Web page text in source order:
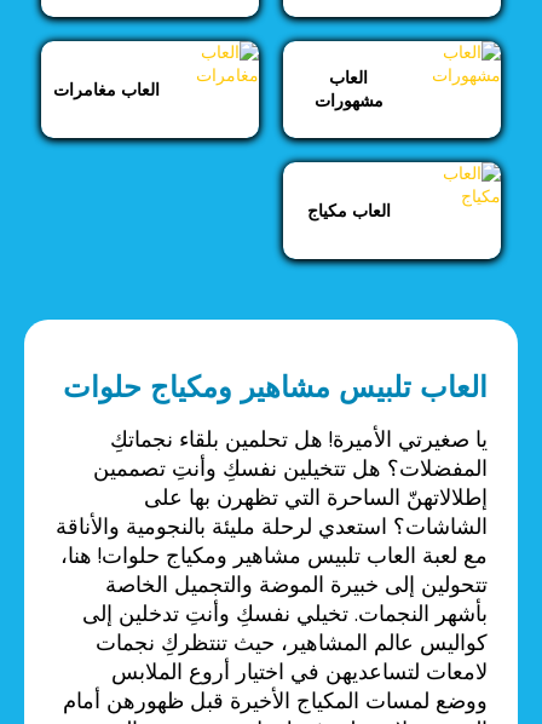
العاب
مشهورات
العاب مغامرات
العاب مكياج
العاب تلبيس مشاهير ومكياج حلوات
يا صغيرتي الأميرة! هل تحلمين بلقاء نجماتكِ
المفضلات؟ هل تتخيلين نفسكِ وأنتِ تصممين
إطلالاتهنّ الساحرة التي تظهرن بها على
الشاشات؟ استعدي لرحلة مليئة بالنجومية والأناقة
مع لعبة العاب تلبيس مشاهير ومكياج حلوات! هنا،
تتحولين إلى خبيرة الموضة والتجميل الخاصة
بأشهر النجمات. تخيلي نفسكِ وأنتِ تدخلين إلى
كواليس عالم المشاهير، حيث تنتظركِ نجمات
لامعات لتساعديهن في اختيار أروع الملابس
ووضع لمسات المكياج الأخيرة قبل ظهورهن أمام